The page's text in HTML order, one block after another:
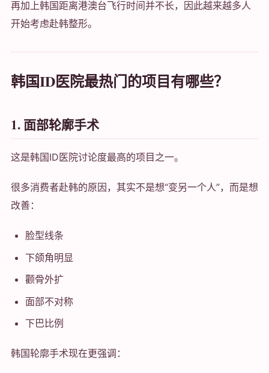
再加上韩国距离港澳台飞行时间并不长，因此越来越多人
开始考虑赴韩整形。
韩国ID医院最热门的项目有哪些？
1. 面部轮廓手术
这是韩国ID医院讨论度最高的项目之一。
很多消费者赴韩的原因，其实不是想“变另一个人”，而是想
改善：
脸型线条
下颌角明显
颧骨外扩
面部不对称
下巴比例
韩国轮廓手术现在更强调：